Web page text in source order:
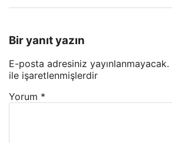
Bir yanıt yazın
E-posta adresiniz yayınlanmayacak.
ile işaretlenmişlerdir
Yorum *